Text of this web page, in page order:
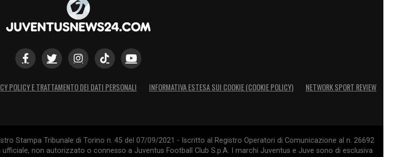
POLICY E TRATTAMENTO DEI DATI PERSONALI INFORMATIVA ESTESA SUI COOKIE (COOKIE POLICY) NETWORK SPORT REVIEW
Stampa Tribunale di Torino n. 45 del 07/09/2021 - Iscritto al Registro Operatori di Comunicazione al n. 26692
non autorizzato o connesso a Juventus Football Club S.p.A. I marchi Juventus e Juve sono di esclusiva